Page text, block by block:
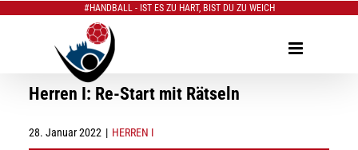
#HANDBALL - IST ES ZU HART, BIST DU ZU WEICH
Herren I: Re-Start mit Rätseln
28. Januar 2022 | HERREN I